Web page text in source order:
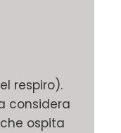
respiro).
considera
ospita